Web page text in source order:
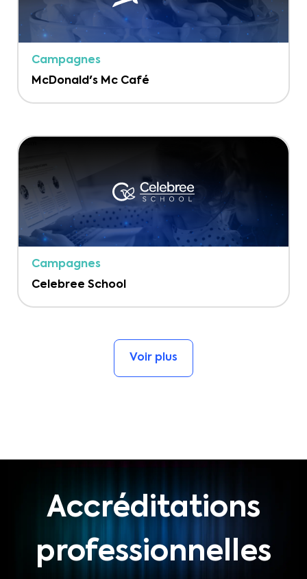
Campagnes
McDonald's Mc Café
Campagnes
Celebree School
Voir plus
Accréditations
professionnelles